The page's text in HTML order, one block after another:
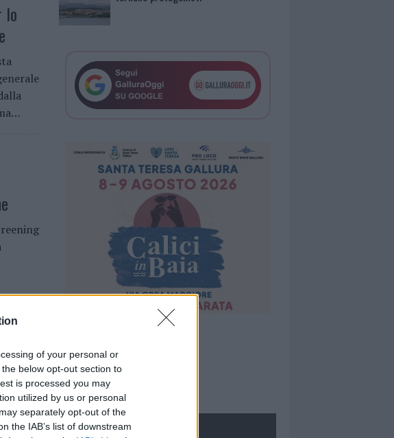
of your personal or
below opt-out section to
is processed you may
utilized by us or personal
separately opt-out of the
the IAB’s list of downstream
lo
e
NECROLOGIE